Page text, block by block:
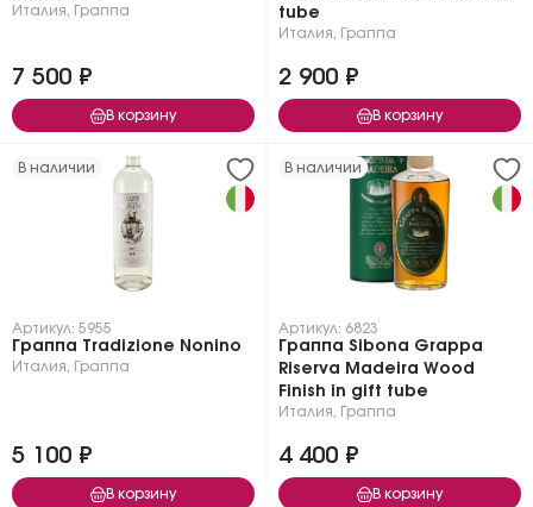
Италия Граппа
7 500 ₽
В корзину
tube
Италия Граппа
2 900 ₽
В корзину
В наличии
Артикул: 5955
Граппа Tradizione Nonino
Италия Граппа
5 100 ₽
В корзину
В наличии
Артикул: 6823
Граппа Sibona Grappa
Riserva Madeira Wood
Finish in gift tube
Италия Граппа
4 400 ₽
В корзину